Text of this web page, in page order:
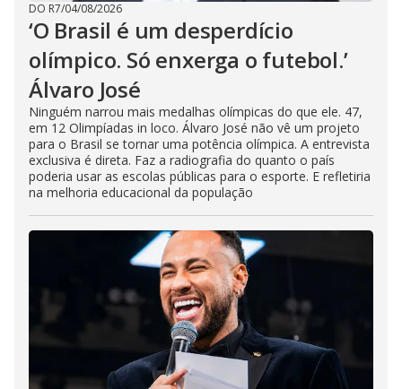
DO R7/04/08/2026
‘O Brasil é um desperdício
olímpico. Só enxerga o futebol.’
Álvaro José
Ninguém narrou mais medalhas olímpicas do que ele. 47,
em 12 Olimpíadas in loco. Álvaro José não vê um projeto
para o Brasil se tornar uma potência olímpica. A entrevista
exclusiva é direta. Faz a radiografia do quanto o país
poderia usar as escolas públicas para o esporte. E refletiria
na melhoria educacional da população